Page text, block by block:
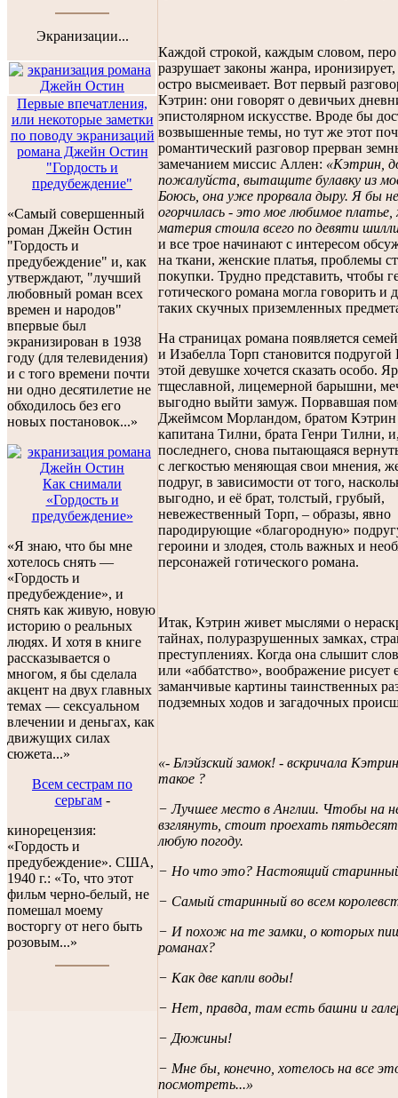
Экранизации...
Первые впечатления,
или некоторые заметки
по поводу экранизаций
романа Джейн Остин
"Гордость и
предубеждение"
«Самый совершенный
роман Джейн Остин
"Гордость и
предубеждение" и, как
утверждают, "лучший
любовный роман всех
времен и народов"
впервые был
экранизирован в 1938
году (для телевидения)
и с того времени почти
ни одно десятилетие не
обходилось без его
новых постановок...»
Как снимали
«Гордость и
предубеждение»
«Я знаю, что бы мне
хотелось снять —
«Гордость и
предубеждение», и
снять как живую, новую
историю о реальных
людях. И хотя в книге
рассказывается о
многом, я бы сделала
акцент на двух главных
темах — сексуальном
влечении и деньгах, как
движущих силах
сюжета...»
Всем сестрам по
серьгам-
кинорецензия:
«Гордость и
предубеждение». США,
1940 г.: «То, что этот
фильм черно-белый, не
помешал моему
восторгу от него быть
розовым...»
Каждой строкой, каждым словом,
разрушает законы жанра, иронизирует,
остро высмеивает. Вот первый
Кэтрин: они говорят о девичьих
эпистолярном искусстве. Вроде бы
возвышенные темы, но тут же этот
романтический разговор прерван
замечанием миссис Аллен: «Кэтрин,
пожалуйста, вытащите булавку из
Боюсь, она уже прорвала дыру. Я бы
огорчилась - это мое любимое платье,
материя стоила всего по девяти
и все трое начинают с интересом
на ткани, женские платья, проблемы
покупки. Трудно представить, чтобы
готического романа могла говорить и
таких скучных приземленных
На страницах романа появляется
и Изабелла Торп становится
этой девушке хочется сказать особо.
тщеславной, лицемерной барышни,
выгодно выйти замуж. Порвавшая
Джеймсом Морландом, братом Кэтрин
капитана Тилни, брата Генри Тилни,
последнего, снова пытающаяся
с легкостью меняющая свои мнения,
подруг, в зависимости от того,
выгодно, и её брат, толстый, грубый,
невежественный Торп, – образы, явно
пародирующие «благородную»
героини и злодея, столь важных и
персонажей готического романа.
Итак, Кэтрин живет мыслями о
тайнах, полуразрушенных замках,
преступлениях. Когда она слышит
или «аббатство», воображение рисует
заманчивые картины таинственных
подземных ходов и загадочных
«- Блэйзский замок! - вскричала
такое ?
− Лучшее место в Англии. Чтобы на
взглянуть, стоит проехать
любую погоду.
− Но что это? Настоящий
− Самый старинный во всем
− И похож на те замки, о которых
романах?
− Как две капли воды!
− Нет, правда, там есть башни и
− Дюжины!
− Мне бы, конечно, хотелось на все
посмотреть...»